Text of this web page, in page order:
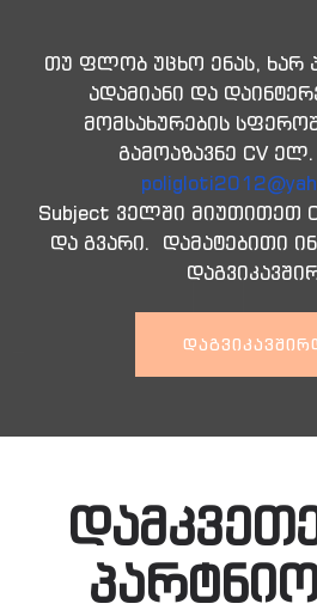
თუ ფლობ უცხო ენას, ხარ
ადამიანი და
მომსახურების
გამოაზავნე CV
Subject ველში მიუთითეთ
და გვარი. დამატებითი